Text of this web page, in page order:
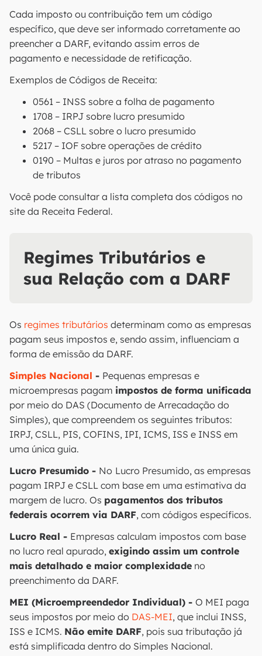
Cada imposto ou contribuição tem um código
específico, que deve ser informado corretamente ao
preencher a DARF, evitando assim erros de
pagamento e necessidade de retificação.
Exemplos de Códigos de Receita:
0561 – INSS sobre a folha de pagamento
1708 – IRPJ sobre lucro presumido
2068 – CSLL sobre o lucro presumido
5217 – IOF sobre operações de crédito
0190 – Multas e juros por atraso no pagamento
de tributos
Você pode consultar a lista completa dos códigos no
site da Receita Federal.
Regimes Tributários e
sua Relação com a DARF
Os regimes tributários determinam como as empresas
pagam seus impostos e, sendo assim, influenciam a
forma de emissão da DARF.
Simples Nacional - Pequenas empresas e
microempresas pagam impostos de forma unificada
por meio do DAS (Documento de Arrecadação do
Simples), que compreendem os seguintes tributos:
IRPJ, CSLL, PIS, COFINS, IPI, ICMS, ISS e INSS em
uma única guia.
Lucro Presumido - No Lucro Presumido, as empresas
pagam IRPJ e CSLL com base em uma estimativa da
margem de lucro. Os pagamentos dos tributos
federais ocorrem via DARF, com códigos específicos.
Lucro Real - Empresas calculam impostos com base
no lucro real apurado, exigindo assim um controle
mais detalhado e maior complexidade no
preenchimento da DARF.
MEI (Microempreendedor Individual) - O MEI paga
seus impostos por meio do DAS-MEI, que inclui INSS,
ISS e ICMS. Não emite DARF, pois sua tributação já
está simplificada dentro do Simples Nacional.